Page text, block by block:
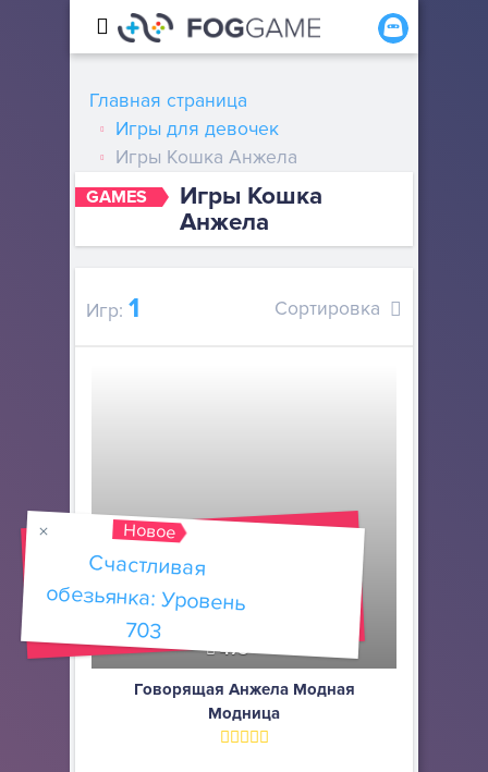
GAMES
Игры Кошка
Анжела
Главная страница
Игры для девочек
Игры Кошка Анжела
Игр: 1 Сортировка
473
Говорящая Анжела Модная
Модница
Новое
Счастливая
обезьянка: Уровень
703